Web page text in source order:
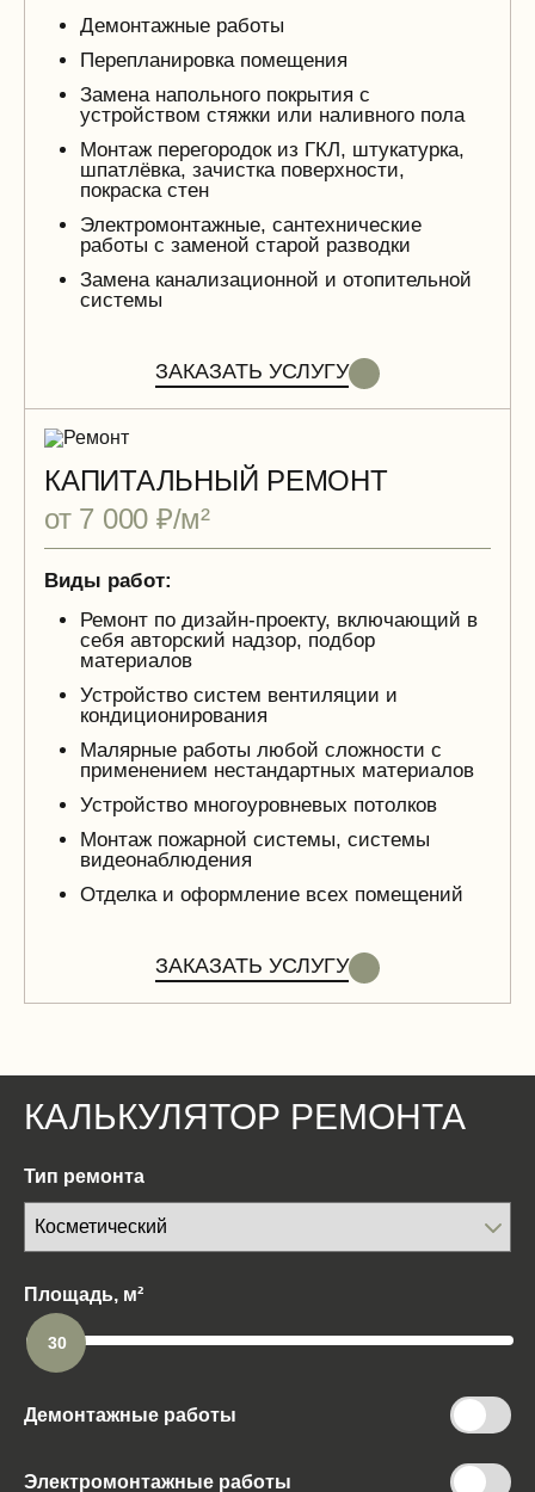
Демонтажные работы
Перепланировка помещения
Замена напольного покрытия с
устройством стяжки или наливного пола
Монтаж перегородок из ГКЛ, штукатурка,
шпатлёвка, зачистка поверхности,
покраска стен
Электромонтажные, сантехнические
работы с заменой старой разводки
Замена канализационной и отопительной
системы
ЗАКАЗАТЬ УСЛУГУ
КАПИТАЛЬНЫЙ РЕМОНТ
от 7 000 ₽/м²
Виды работ:
Ремонт по дизайн-проекту, включающий в
себя авторский надзор, подбор
материалов
Устройство систем вентиляции и
кондиционирования
Малярные работы любой сложности с
применением нестандартных материалов
Устройство многоуровневых потолков
Монтаж пожарной системы, системы
видеонаблюдения
Отделка и оформление всех помещений
ЗАКАЗАТЬ УСЛУГУ
КАЛЬКУЛЯТОР РЕМОНТА
Тип ремонта
Площадь, м²
30
Демонтажные работы
Электромонтажные работы